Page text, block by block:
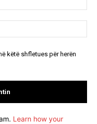
këtë shfletues për herën
Learn how your